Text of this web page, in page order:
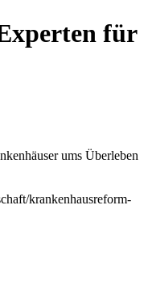
für
ums Überleben
krankenhausreform-